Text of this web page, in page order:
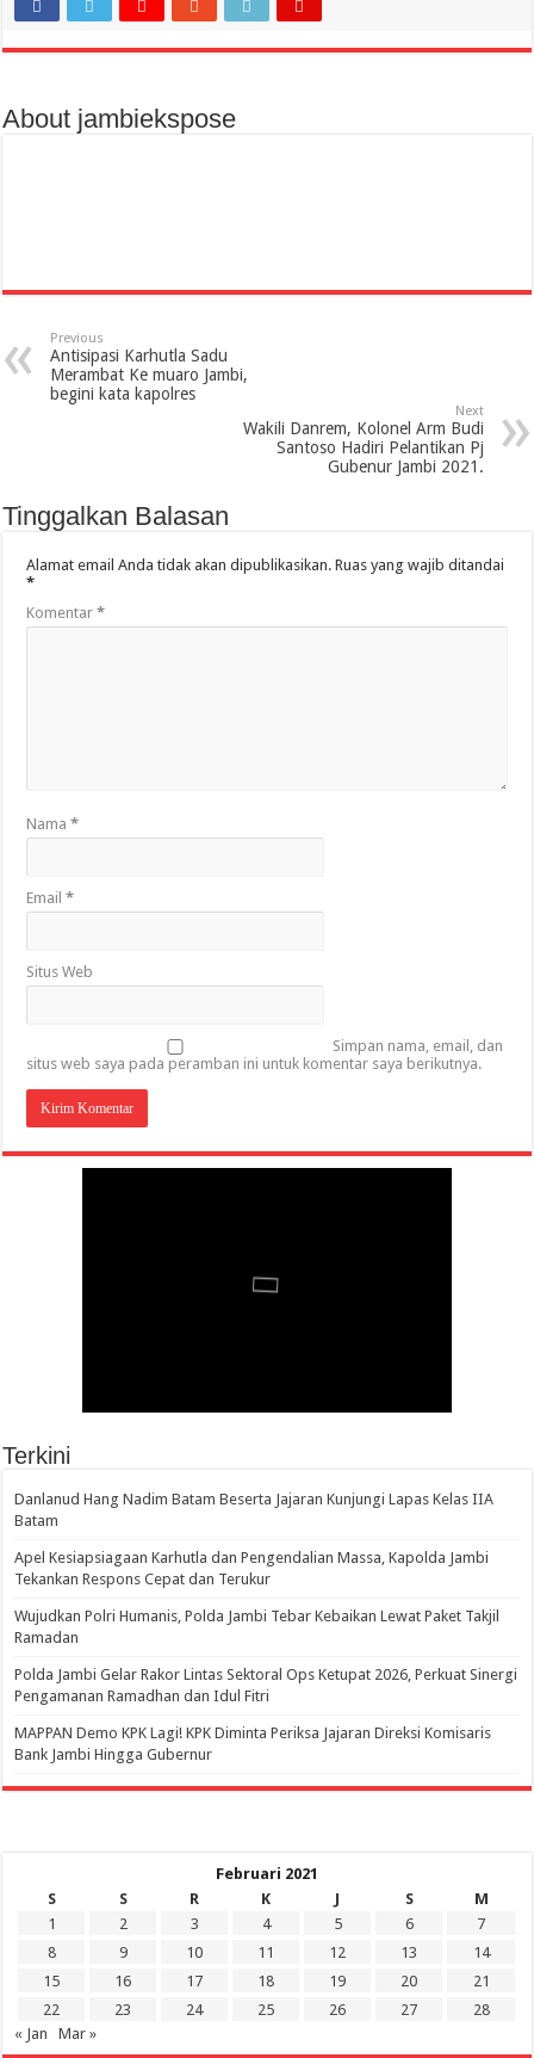
About jambiekspose
Previous
Antisipasi Karhutla Sadu
Merambat Ke muaro Jambi,
begini kata kapolres
Next
Wakili Danrem, Kolonel Arm Budi
Santoso Hadiri Pelantikan Pj
Gubenur Jambi 2021.
Tinggalkan Balasan
Alamat email Anda tidak akan dipublikasikan. Ruas yang wajib ditandai
*
Komentar*
Nama*
Email*
Situs Web
Simpan nama, email, dan
situs web saya pada peramban ini untuk komentar saya berikutnya.
Terkini
Danlanud Hang Nadim Batam Beserta Jajaran Kunjungi Lapas Kelas IIA
Batam
Apel Kesiapsiagaan Karhutla dan Pengendalian Massa, Kapolda Jambi
Tekankan Respons Cepat dan Terukur
Wujudkan Polri Humanis, Polda Jambi Tebar Kebaikan Lewat Paket Takjil
Ramadan
Polda Jambi Gelar Rakor Lintas Sektoral Ops Ketupat 2026, Perkuat Sinergi
Pengamanan Ramadhan dan Idul Fitri
‎MAPPAN Demo KPK Lagi! KPK Diminta Periksa Jajaran Direksi Komisaris
Bank Jambi Hingga Gubernur ‎
Februari 2021
S
S R K J S
M
1
2 3 4 5 6
7
8
9 10 11 12 13
14
15
16 17 18 19 20
21
22
23 24 25 26 27
28
« Jan
Mar »